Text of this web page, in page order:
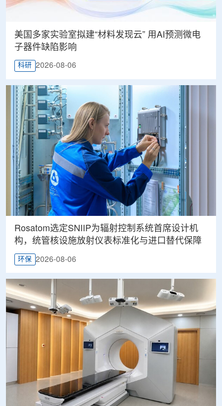
美国多家实验室拟建“材料发现云” 用AI预测微电
子器件缺陷影响
科研 2026-08-06
Rosatom选定SNIIP为辐射控制系统首席设计机
构，统管核设施放射仪表标准化与进口替代保障
环保 2026-08-06